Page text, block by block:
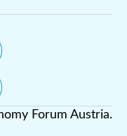
Forum Austria.